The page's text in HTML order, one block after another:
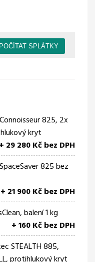
825, 2x
kryt
+ 29 280 Kč bez DPH
825 bez
+ 21 900 Kč bez DPH
balení 1 kg
+ 160 Kč bez DPH
STEALTH 885,